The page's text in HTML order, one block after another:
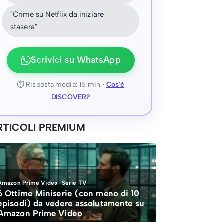
"Crime su Netflix da iniziare
stasera"
Scrivici su WhatsApp
⏱ Risposta media: 15 min · Cos'è
DISCOVER?
PREMIUM